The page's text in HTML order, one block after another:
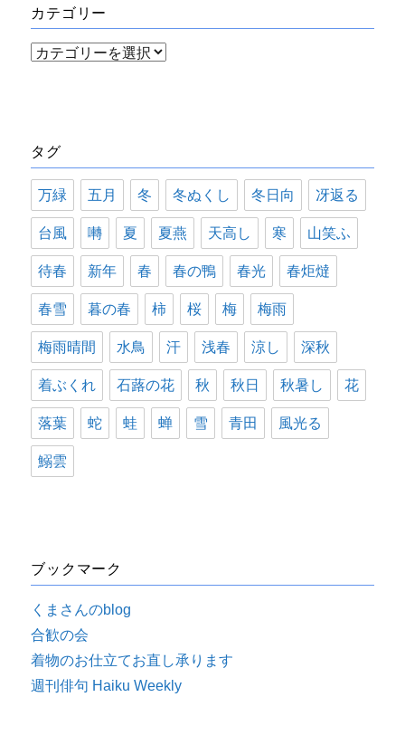
ブ
カテゴリー
カ
ー
タグ
万緑 五月 冬 冬ぬくし 冬日向 冴返る
台風 囀 夏 夏燕 天高し 寒 山笑ふ
待春 新年 春 春の鴨 春光 春炬燵
春雪 暮の春 柿 桜 梅 梅雨
梅雨晴間 水鳥 汗 浅春 涼し 深秋
着ぶくれ 石蕗の花 秋 秋日 秋暑し 花
落葉 蛇 蛙 蝉 雪 青田 風光る
鰯雲
ブックマーク
くまさんのblog
合歓の会
着物のお仕立てお直し承ります
週刊俳句 Haiku Weekly